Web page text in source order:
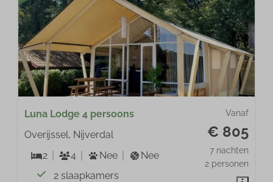
Vanaf
€ 805
7 nachten
2 personen
Luna Lodge 4 persoons
Overijssel, Nijverdal
2
4 Nee
Nee
2 slaapkamers